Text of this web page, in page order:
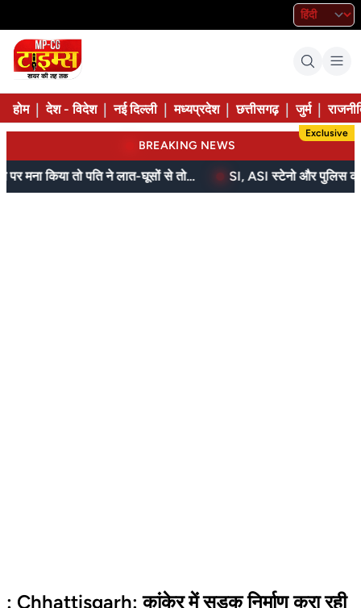
होम देश - विदेश नई दिल्ली मध्यप्रदेश छत्तीसगढ़ जुर्म
BREAKING NEWS
Exclusive
बेटे ने मां को दिए थे पैसे, मांगने पर मना किया तो पति ने लात-घूसों से तोड़ी तिल्ली; गिरफ्तार
: Chhattisgarh: कांकेर में सड़क निर्माण करा रही